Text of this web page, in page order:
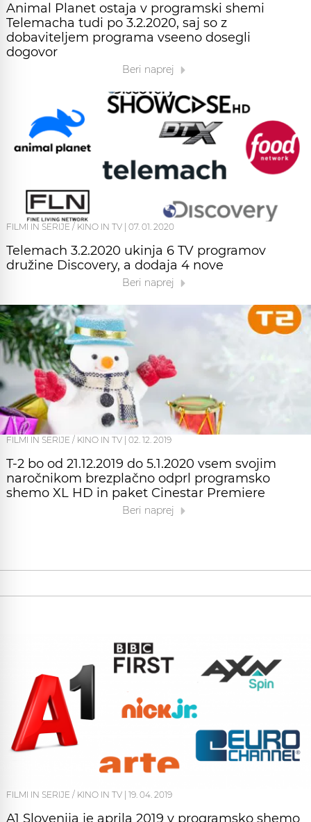
Animal Planet ostaja v programski shemi
Telemacha tudi po 3.2.2020, saj so z
dobaviteljem programa vseeno dosegli
dogovor
Beri naprej
FILMI IN SERIJE / KINO IN TV 07. 01. 2020
Telemach 3.2.2020 ukinja 6 TV programov
družine Discovery, a dodaja 4 nove
Beri naprej
FILMI IN SERIJE / KINO IN TV 02. 12. 2019
T-2 bo od 21.12.2019 do 5.1.2020 vsem svojim
naročnikom brezplačno odprl programsko
shemo XL HD in paket Cinestar Premiere
Beri naprej
FILMI IN SERIJE / KINO IN TV | 19. 04. 2019
A1 Slovenija je aprila 2019 v programsko shemo